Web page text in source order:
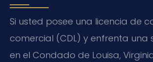
Si usted posee una licencia de
comercial (CDL) y enfrenta una
en el Condado de Louisa,